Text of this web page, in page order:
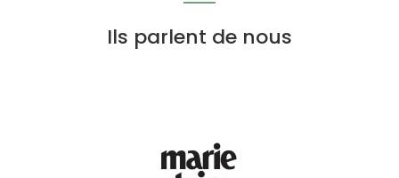
Ils parlent de nous